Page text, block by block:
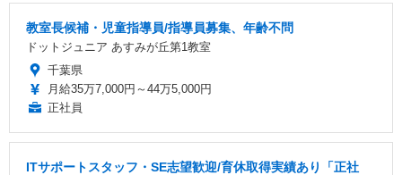
教室長候補・児童指導員/指導員募集、年齢不問
ドットジュニア あすみが丘第1教室
千葉県
月給35万7,000円～44万5,000円
正社員
ITサポートスタッフ・SE志望歓迎/育休取得実績あり「正社